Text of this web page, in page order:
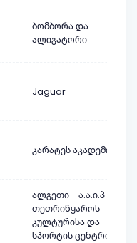
ბომბორა და
ალიგატორი
Jaguar
კარატეს აკადემია
ალგეთი - ა.ა.ი.პ
თეთრიწყაროს
კულტურისა და
სპორტის ცენტრი